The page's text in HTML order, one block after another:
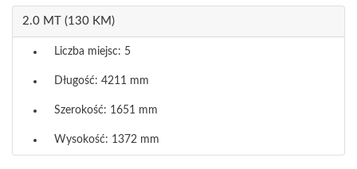
2.0 MT (130 KM)
Liczba miejsc: 5
Długość: 4211 mm
Szerokość: 1651 mm
Wysokość: 1372 mm